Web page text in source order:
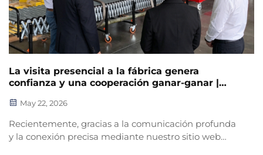
La visita presencial a la fábrica genera
confianza y una cooperación ganar-ganar |
solidez
May 22, 2026
Recientemente, gracias a la comunicación profunda
y la conexión precisa mediante nuestro sitio web